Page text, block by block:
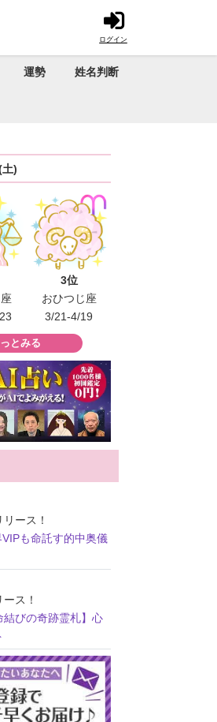
ログイン
運勢 姓名判断
)
3位
おひつじ座
3/21-4/19
とみる
ース！
も命託す的中奥儀
ス！
結びの奇跡霊札】心